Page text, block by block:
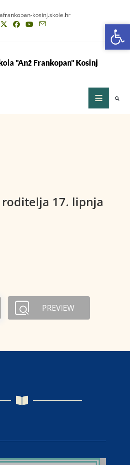
kosinj.skole.hr
"Anž Frankopan" Kosinj
roditelja 17. lipnja
PREVIEW